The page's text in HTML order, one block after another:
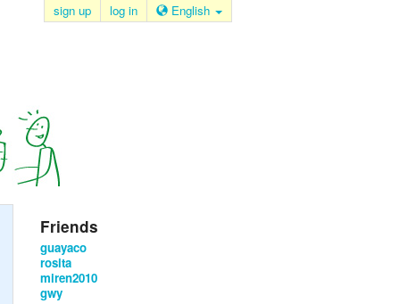
sign up log in English
Friends
guayaco
rosita
miren2010
gwy